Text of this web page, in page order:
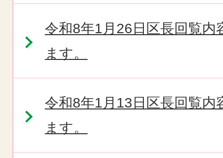
令和8年1月26日区長回覧
ます。
令和8年1月13日区長回覧
ます。